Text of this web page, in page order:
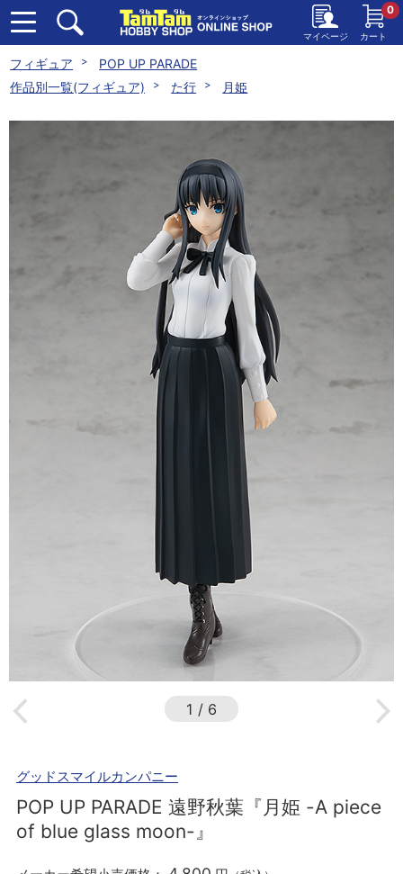
マイページ カート
0
フィギュア
POP UP PARADE
作品別一覧(フィギュア)
た行 月姫
1 / 6
グッドスマイルカンパニー
POP UP PARADE 遠野秋葉『月姫 -A piece
of blue glass moon-』